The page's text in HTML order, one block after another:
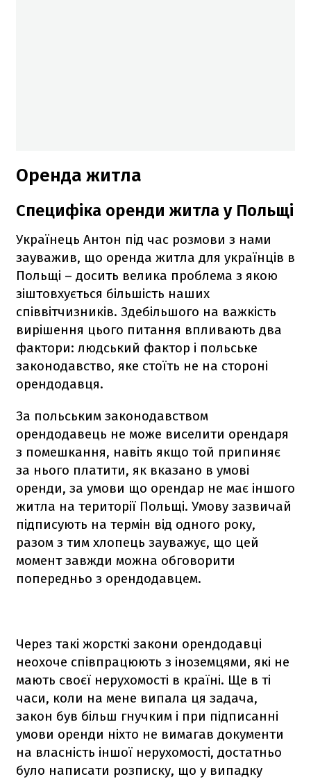
Оренда житла
Специфіка оренди житла у Польщі
Українець Антон під час розмови з нами
зауважив, що оренда житла для українців в
Польщі – досить велика проблема з якою
зіштовхується більшість наших
співвітчизників. Здебільшого на важкість
вирішення цього питання впливають два
фактори: людський фактор і польське
законодавство, яке стоїть не на стороні
орендодавця.
За польським законодавством
орендодавець не може виселити орендаря
з помешкання, навіть якщо той припиняє
за нього платити, як вказано в умові
оренди, за умови що орендар не має іншого
житла на території Польщі. Умову зазвичай
підписують на термін від одного року,
разом з тим хлопець зауважує, що цей
момент завжди можна обговорити
попередньо з орендодавцем.
Через такі жорсткі закони орендодавці
неохоче співпрацюють з іноземцями, які не
мають своєї нерухомості в країні. Ще в ті
часи, коли на мене випала ця задача,
закон був більш гнучким і при підписанні
умови оренди ніхто не вимагав документи
на власність іншої нерухомості, достатньо
було написати розписку, що у випадку